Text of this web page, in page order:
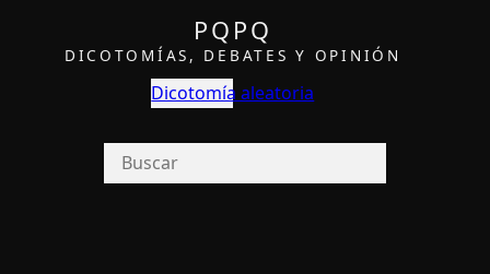
PQPQ
DICOTOMÍAS, DEBATES Y OPINIÓN
Dicotomía aleatoria